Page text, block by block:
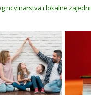
novinarstva i lokalne